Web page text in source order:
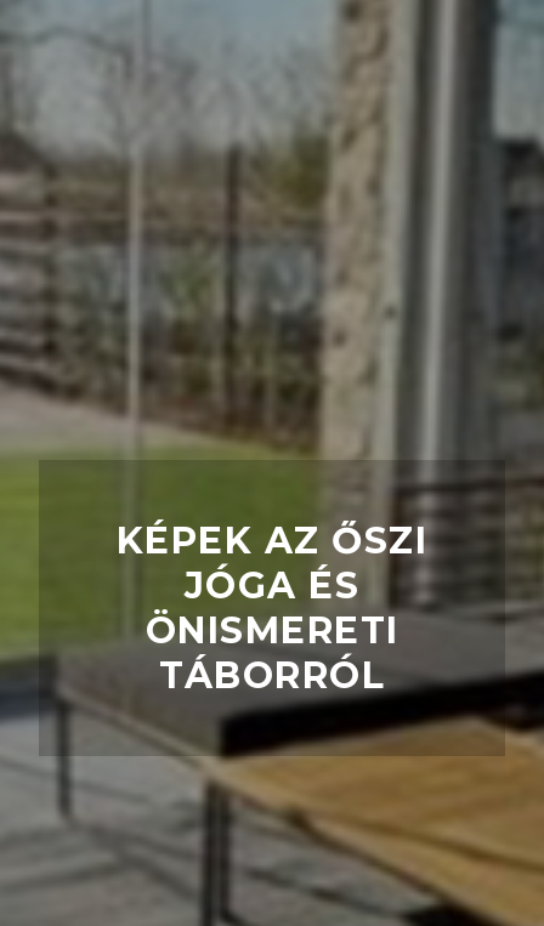
KÉPEK AZ ŐSZI
JÓGA ÉS
ÖNISMERETI
TÁBORRÓL